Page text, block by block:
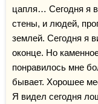
цапля… Сегодня я
стены, и людей,
землей. Сегодня я
оконце. Но
понравилось мне
бывает. Хорошее
Я видел сегодня